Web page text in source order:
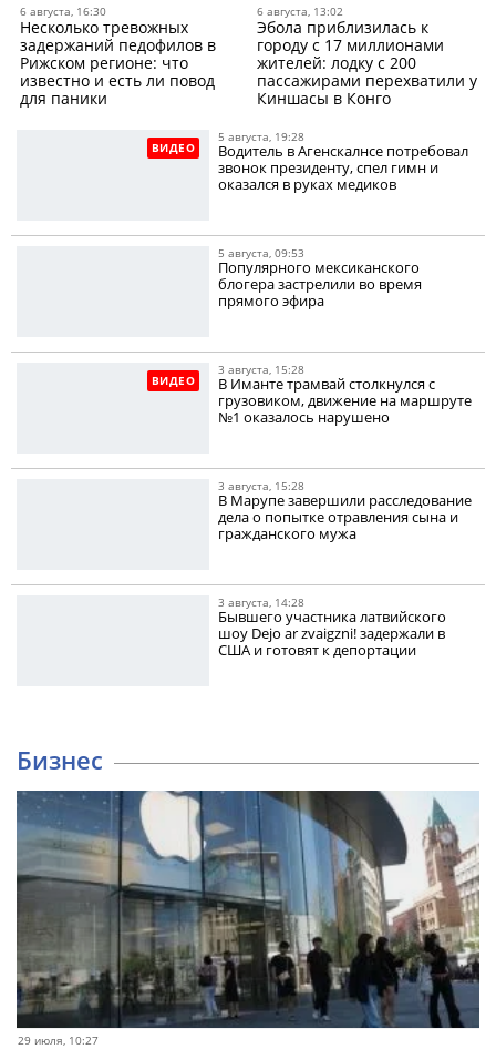
6 августа, 16:30
Несколько тревожных
задержаний педофилов в
Рижском регионе: что
известно и есть ли повод
для паники
6 августа, 13:02
Эбола приблизилась к
городу с 17 миллионами
жителей: лодку с 200
пассажирами перехватили у
Киншасы в Конго
ВИДЕО
5 августа, 19:28
Водитель в Агенскалнсе потребовал
звонок президенту, спел гимн и
оказался в руках медиков
5 августа, 09:53
Популярного мексиканского
блогера застрелили во время
прямого эфира
ВИДЕО
3 августа, 15:28
В Иманте трамвай столкнулся с
грузовиком, движение на маршруте
№1 оказалось нарушено
3 августа, 15:28
В Марупе завершили расследование
дела о попытке отравления сына и
гражданского мужа
3 августа, 14:28
Бывшего участника латвийского
шоу Dejo ar zvaigzni! задержали в
США и готовят к депортации
Бизнес
29 июля, 10:27